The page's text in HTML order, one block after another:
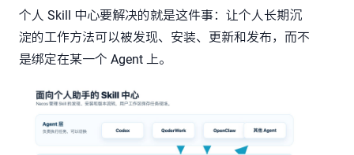
个人 Skill 中心要解决的就是这件事：让个人长期沉
淀的工作方法可以被发现、安装、更新和发布，而不
是绑定在某一个 Agent 上。